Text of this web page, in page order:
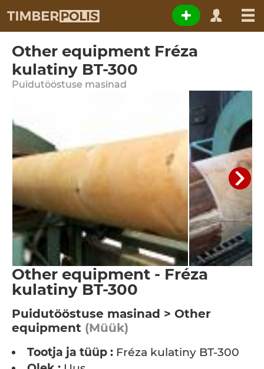
Other equipment Fréza
kulatiny BT-300
Puidutööstuse masinad
Other equipment - Fréza
kulatiny BT-300
Puidutööstuse masinad > Other
equipment (Müük)
Tootja ja tüüp : Fréza kulatiny BT-300